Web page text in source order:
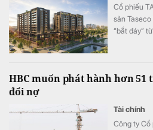
Cổ phiếu
sản
“bắt đáy”
HBC muốn phát hành hơn 51
đổi nợ
Tài chính
Công ty Cổ